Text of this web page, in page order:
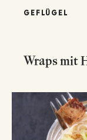
GEFLÜGEL
Wraps mit